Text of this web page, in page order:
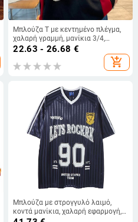
Μπλούζα T με κεντημένο πλέγμα,
χαλαρή γραμμή, μανίκια 3/4,
πολυεστερικό ύφασμα
22.63 - 26.68 €
add_shopping_cart
Μπλούζα με στρογγυλό λαιμό,
κοντά μανίκια, χαλαρή εφαρμογή,